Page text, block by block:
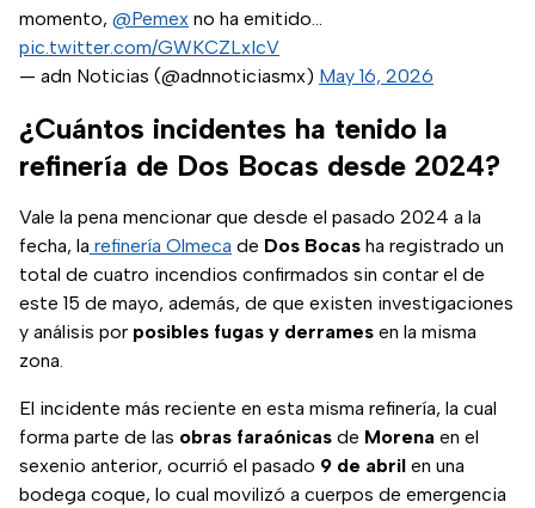
momento, @Pemex no ha emitido…
pic.twitter.com/GWKCZLxIcV
— adn Noticias (@adnnoticiasmx) May 16, 2026
¿Cuántos incidentes ha tenido la
refinería de Dos Bocas desde 2024?
Vale la pena mencionar que desde el pasado 2024 a la
fecha, la refinería Olmeca de Dos Bocas ha registrado un
total de cuatro incendios confirmados sin contar el de
este 15 de mayo, además, de que existen investigaciones
y análisis por posibles fugas y derrames en la misma
zona.
El incidente más reciente en esta misma refinería, la cual
forma parte de las obras faraónicas de Morena en el
sexenio anterior, ocurrió el pasado 9 de abril en una
bodega coque, lo cual movilizó a cuerpos de emergencia